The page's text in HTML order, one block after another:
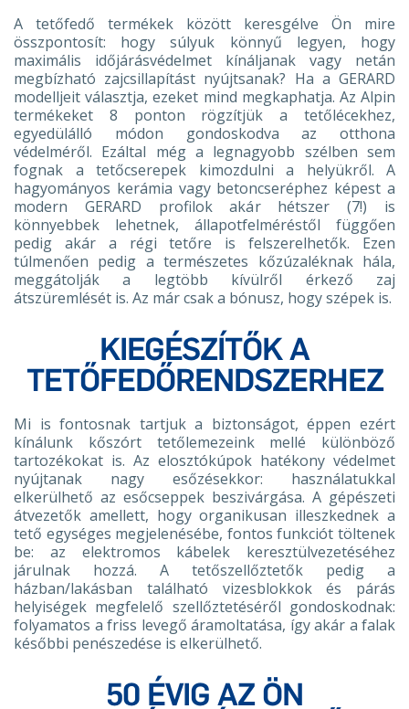
A tetőfedő termékek között keresgélve Ön mire
összpontosít: hogy súlyuk könnyű legyen, hogy
maximális időjárásvédelmet kínáljanak vagy netán
megbízható zajcsillapítást nyújtsanak? Ha a GERARD
modelljeit választja, ezeket mind megkaphatja. Az Alpin
termékeket 8 ponton rögzítjük a tetőlécekhez,
egyedülálló módon gondoskodva az otthona
védelméről. Ezáltal még a legnagyobb szélben sem
fognak a tetőcserepek kimozdulni a helyükről. A
hagyományos kerámia vagy betoncseréphez képest a
modern GERARD profilok akár hétszer (7!) is
könnyebbek lehetnek, állapotfelméréstől függően
pedig akár a régi tetőre is felszerelhetők. Ezen
túlmenően pedig a természetes kőzúzaléknak hála,
meggátolják a legtöbb kívülről érkező zaj
átszüremlését is. Az már csak a bónusz, hogy szépek is.
KIEGÉSZÍTŐK A
TETŐFEDŐRENDSZERHEZ
Mi is fontosnak tartjuk a biztonságot, éppen ezért
kínálunk kőszórt tetőlemezeink mellé különböző
tartozékokat is. Az elosztókúpok hatékony védelmet
nyújtanak nagy esőzésekkor: használatukkal
elkerülhető az esőcseppek beszivárgása. A gépészeti
átvezetők amellett, hogy organikusan illeszkednek a
tető egységes megjelenésébe, fontos funkciót töltenek
be: az elektromos kábelek keresztülvezetéséhez
járulnak hozzá. A tetőszellőztetők pedig a
házban/lakásban található vizesblokkok és párás
helyiségek megfelelő szellőztetéséről gondoskodnak:
folyamatos a friss levegő áramoltatása, így akár a falak
későbbi penészedése is elkerülhető.
50 ÉVIG AZ ÖN